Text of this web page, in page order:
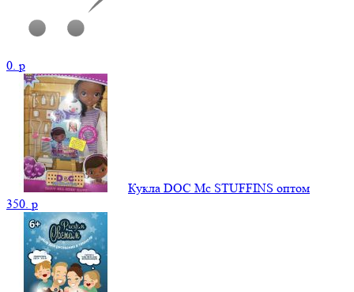
0. p
Кукла DOC Mc STUFFINS оптом
350. p